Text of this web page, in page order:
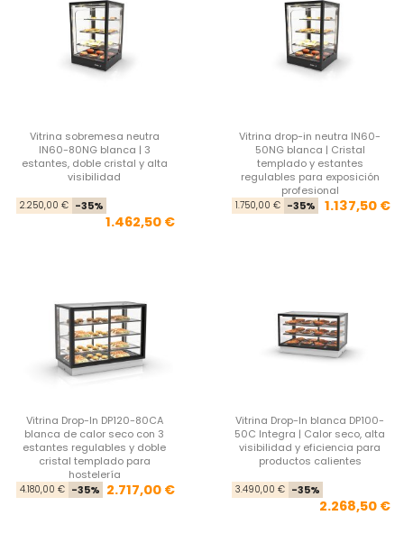
Vitrina sobremesa neutra
IN60-80NG blanca | 3
estantes, doble cristal y alta
visibilidad
Precio base
2.250,00 € -35%
1.462,50 €
Vitrina drop-in neutra IN60-
50NG blanca | Cristal
templado y estantes
regulables para exposición
profesional
1.750,00 € -35% 1.137,50 €
Vitrina Drop-In DP120-80CA
blanca de calor seco con 3
estantes regulables y doble
cristal templado para
hostelería
Precio base
4.180,00 € -35% Precio
2.717,00 €
Vitrina Drop-In blanca DP100-
50C Integra | Calor seco, alta
visibilidad y eficiencia para
productos calientes
3.490,00 € -35%
2.268,50 €